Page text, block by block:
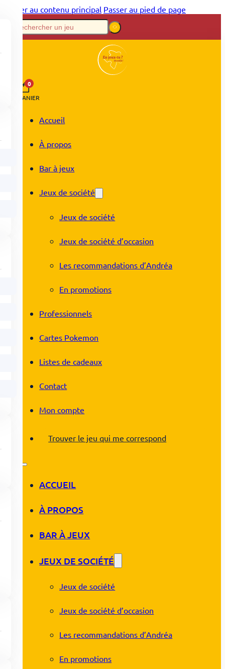
Passer au contenu principal Passer au pied de page
0
PANIER
Accueil
À propos
Bar à jeux
Jeux de société
Jeux de société
Jeux de société d’occasion
Les recommandations d’Andréa
En promotions
Professionnels
Cartes Pokemon
Listes de cadeaux
Contact
Mon compte
Trouver le jeu qui me correspond
ACCUEIL
À PROPOS
BAR À JEUX
JEUX DE SOCIÉTÉ
Jeux de société
Jeux de société d’occasion
Les recommandations d’Andréa
En promotions